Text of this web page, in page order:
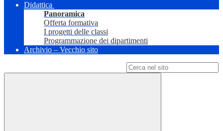
Didattica
Panoramica
Offerta formativa
I progetti delle classi
Programmazione dei dipartimenti
Archivio – Vecchio sito